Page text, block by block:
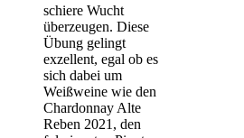
schiere Wucht
überzeugen. Diese
Übung gelingt
exzellent, egal ob es
sich dabei um
Weißweine wie den
Chardonnay Alte
Reben 2021, den